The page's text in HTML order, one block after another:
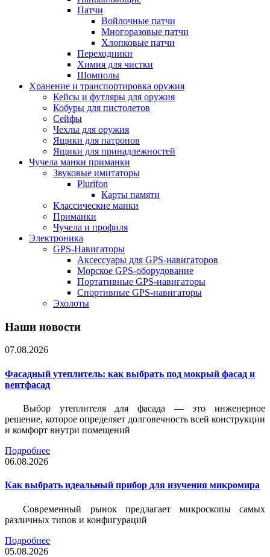
Патчи
Войлочные патчи
Многоразовые патчи
Хлопковые патчи
Переходники
Химия для чистки
Шомполы
Хранение и транспортировка оружия
Кейсы и футляры для оружия
Кобуры для пистолетов
Сейфы
Чехлы для оружия
Ящики для патронов
Ящики для принадлежностей
Чучела манки приманки
Звуковые имитаторы
Plurifon
Карты памяти
Классические манки
Приманки
Чучела и профиля
Электроника
GPS-Навигаторы
Аксессуары для GPS-навигаторов
Морское GPS-оборудование
Портативные GPS-навигаторы
Спортивные GPS-навигаторы
Эхолоты
Наши новости
07.08.2026
Фасадный утеплитель: как выбрать под мокрый фасад и
вентфасад
Выбор утеплителя для фасада — это инженерное
решение, которое определяет долговечность всей конструкции
и комфорт внутри помещений
Подробнее
06.08.2026
Как выбрать идеальный прибор для изучения микромира
Современный рынок предлагает микроскопы самых
различных типов и конфигураций
Подробнее
05.08.2026